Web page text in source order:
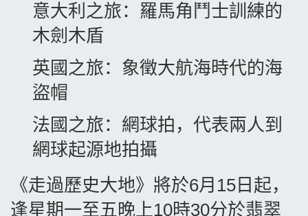
意大利之旅：羅馬角鬥士訓練的
木劍木盾
英國之旅：象徵大航海時代的海
盜帽
法國之旅：網球拍，代表兩人到
網球起源地拍攝
《走過歷史大地》將於6月 15 日起，
逢星期一至五晚上10時30分於翡翠